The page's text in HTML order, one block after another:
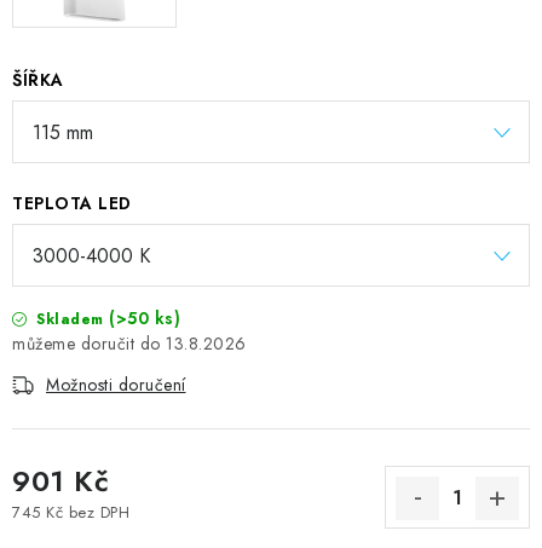
ŠÍŘKA
TEPLOTA LED
Skladem (>50 ks)
13.8.2026
Možnosti doručení
901 Kč
745 Kč bez DPH